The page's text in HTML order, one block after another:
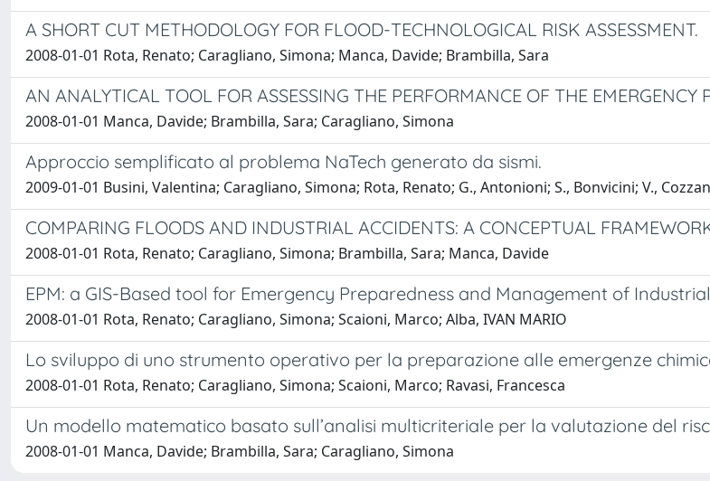
A SHORT CUT METHODOLOGY FOR FLOOD-TECHNOLOGICAL RISK ASSESSMENT.
2008-01-01 Rota, Renato; Caragliano, Simona; Manca, Davide; Brambilla, Sara
AN ANALYTICAL TOOL FOR ASSESSING THE PERFORMANCE OF THE EMERGENCY
2008-01-01 Manca, Davide; Brambilla, Sara; Caragliano, Simona
Approccio semplificato al problema NaTech generato da sismi.
2009-01-01 Busini, Valentina; Caragliano, Simona; Rota, Renato; G., Antonioni; S., Bonvicini; V.,
COMPARING FLOODS AND INDUSTRIAL ACCIDENTS: A CONCEPTUAL
2008-01-01 Rota, Renato; Caragliano, Simona; Brambilla, Sara; Manca, Davide
EPM: a GIS-Based tool for Emergency Preparedness and Management of
2008-01-01 Rota, Renato; Caragliano, Simona; Scaioni, Marco; Alba, IVAN MARIO
Lo sviluppo di uno strumento operativo per la preparazione alle emergenze
2008-01-01 Rota, Renato; Caragliano, Simona; Scaioni, Marco; Ravasi, Francesca
Un modello matematico basato sull’analisi multicriteriale per la valutazione del
2008-01-01 Manca, Davide; Brambilla, Sara; Caragliano, Simona